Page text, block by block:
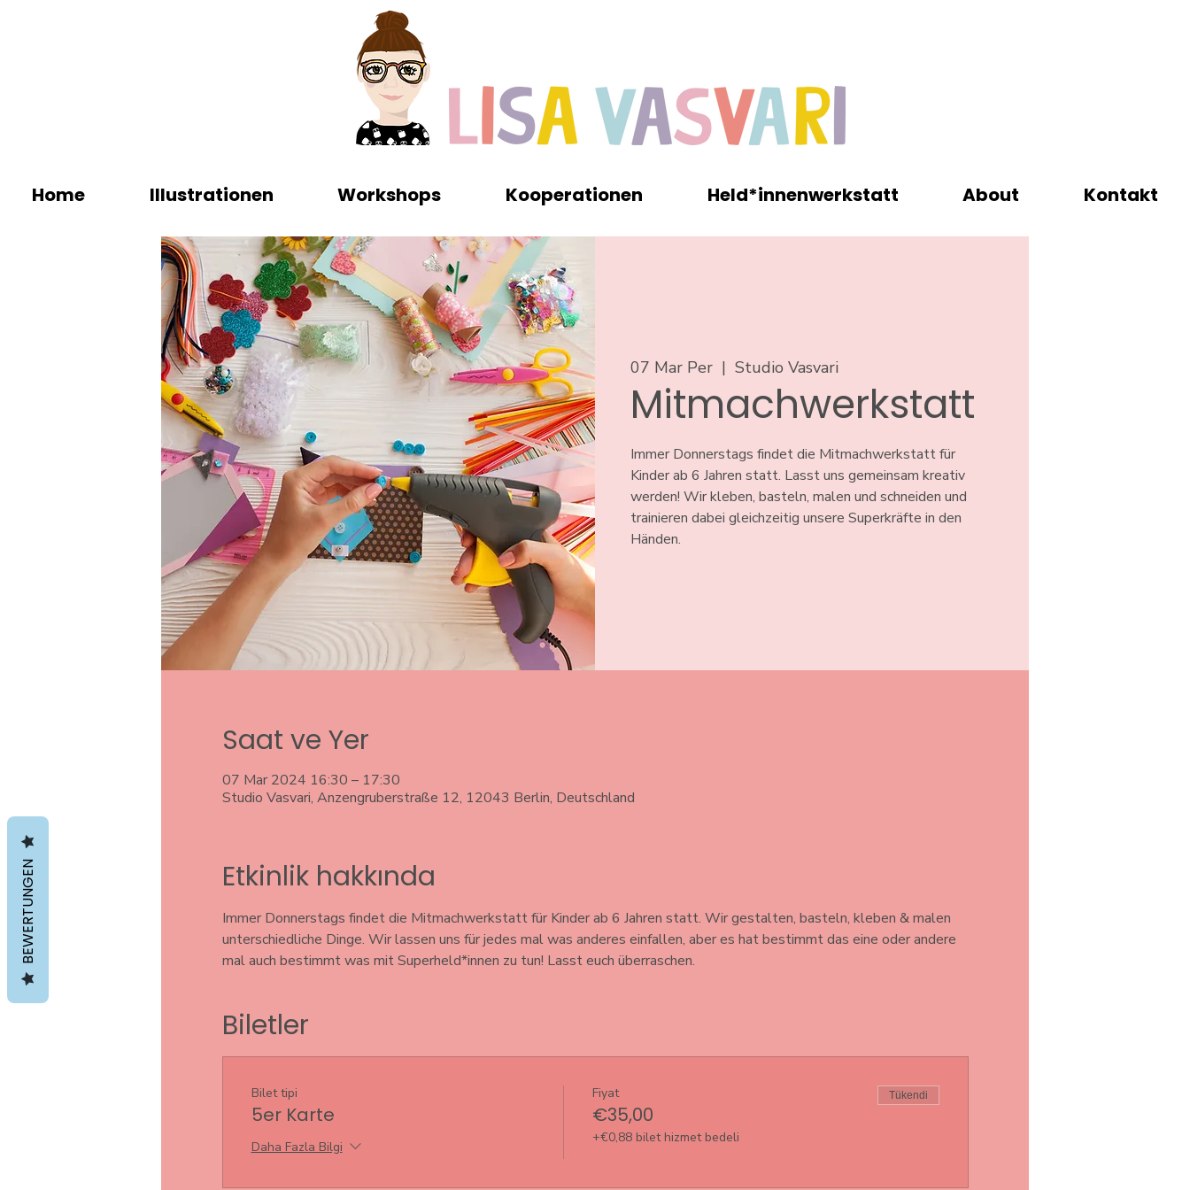
Home Illustrationen Workshops Kooperationen Held*innenwerkstatt About Kontakt
07 Mar Per
  |
Studio Vasvari
Mitmachwerkstatt
Immer Donnerstags findet die Mitmachwerkstatt für
Kinder ab 6 Jahren statt. Lasst uns gemeinsam kreativ
werden! Wir kleben, basteln, malen und schneiden und
trainieren dabei gleichzeitig unsere Superkräfte in den
Händen.
Saat ve Yer
07 Mar 2024 16:30 – 17:30
Studio Vasvari, Anzengruberstraße 12, 12043 Berlin, Deutschland
Etkinlik hakkında
Immer Donnerstags findet die Mitmachwerkstatt für Kinder ab 6 Jahren statt. Wir gestalten, basteln, kleben & malen
unterschiedliche Dinge. Wir lassen uns für jedes mal was anderes einfallen, aber es hat bestimmt das eine oder andere
mal auch bestimmt was mit Superheld*innen zu tun! Lasst euch überraschen.
Biletler
Bilet tipi
5er Karte
Daha Fazla Bilgi
Fiyat
€35,00
+€0,88 bilet hizmet bedeli
Tükendi
BEWERTUNGEN